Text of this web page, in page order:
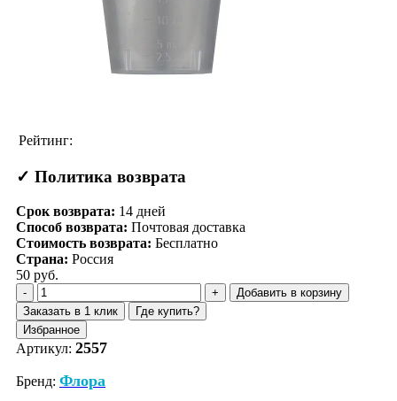
Рейтинг:
✓ Политика возврата
Срок возврата: 14 дней
Способ возврата: Почтовая доставка
Стоимость возврата: Бесплатно
Страна: Россия
50 руб.
Добавить в корзину
Заказать в 1 клик
Где купить?
Избранное
Артикул: 2557
Бренд: Флора